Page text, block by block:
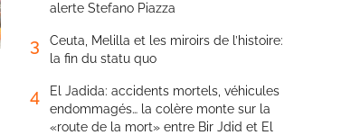
alerte Stefano Piazza
3
Ceuta, Melilla et les miroirs de l’histoire:
la fin du statu quo
4
El Jadida: accidents mortels, véhicules
endommagés… la colère monte sur la
«route de la mort» entre Bir Jdid et El